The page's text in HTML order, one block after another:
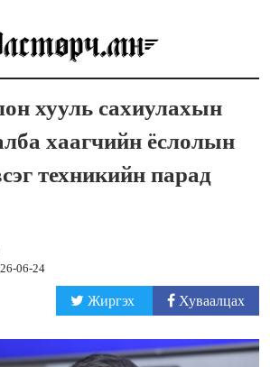
хууль сахиулахын
хаагчийн ёслолын
техникийн парад
06-24
Жиргэх Хуваалцах